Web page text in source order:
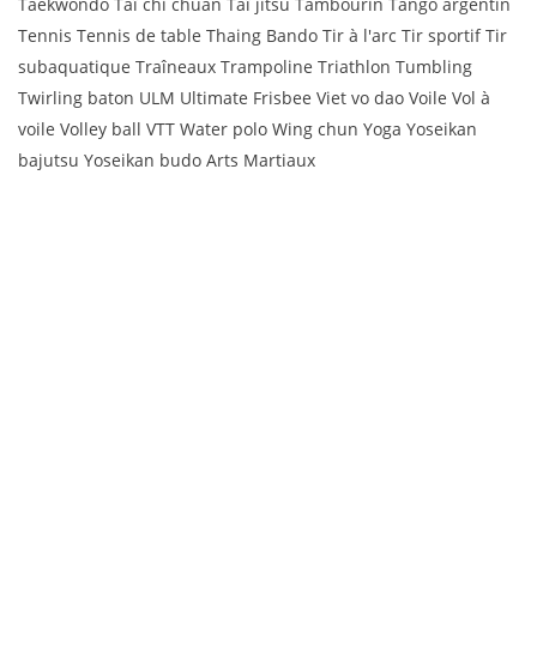
Tennis Tennis de table Thaing Bando Tir à l'arc Tir sportif Tir
subaquatique Traîneaux Trampoline Triathlon Tumbling
Twirling baton ULM Ultimate Frisbee Viet vo dao Voile Vol à
voile Volley ball VTT Water polo Wing chun Yoga Yoseikan
bajutsu Yoseikan budo Arts Martiaux